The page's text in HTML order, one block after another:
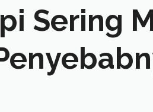
Sering